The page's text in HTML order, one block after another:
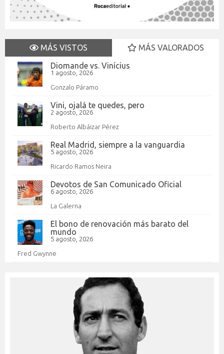
MÁS VISTOS
MÁS VALORADOS
Diomande vs. Vinícius
1 agosto, 2026
Gonzalo Páramo
Vini, ojalá te quedes, pero
2 agosto, 2026
Roberto Albáizar Pérez
Real Madrid, siempre a la vanguardia
5 agosto, 2026
Ricardo Ramos Neira
Devotos de San Comunicado Oficial
6 agosto, 2026
La Galerna
El bono de renovación más barato del
mundo
5 agosto, 2026
Fred Gwynne